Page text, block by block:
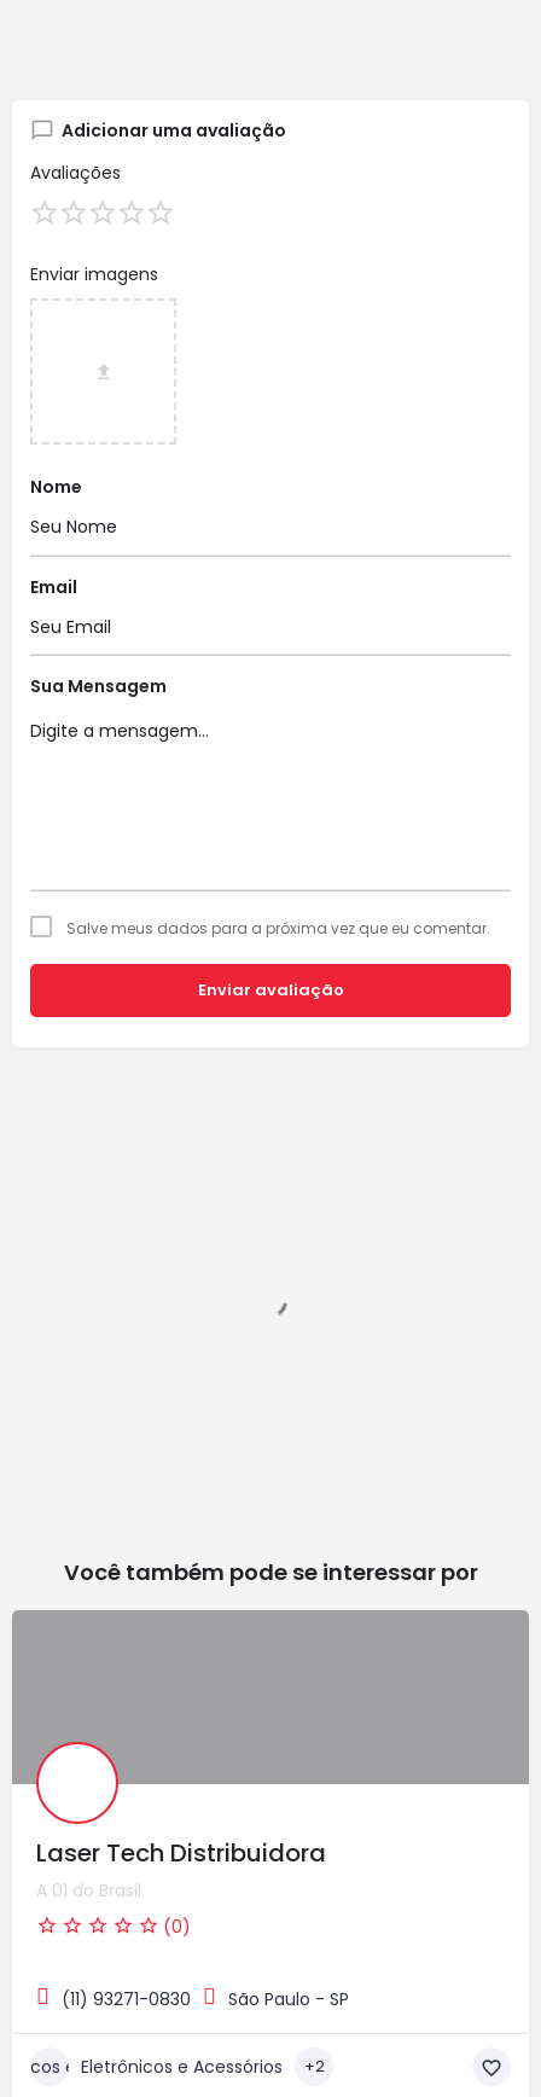
Adicionar uma avaliação
Avaliações
Enviar imagens
Nome
Email
Sua Mensagem
Salve meus dados para a próxima vez que eu comentar.
Enviar avaliação
Você também pode se interessar por
Laser Tech Distribuidora
A 01 do Brasil
(0)
(11) 93271-0830 São Paulo - SP
Eletrônicos e Acessórios +2